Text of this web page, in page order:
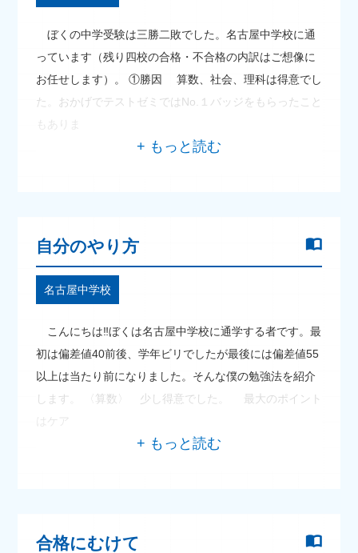
ぼくの中学受験は三勝二敗でした。名古屋中学校に通
っています（残り四校の合格・不合格の内訳はご想像に
お任せします）。 ①勝因 算数、社会、理科は得意でし
た。おかげでテストゼミではNo.１バッジをもらったこと
もありま
自分のやり方
名古屋中学校
こんにちは‼ぼくは名古屋中学校に通学する者です。最
初は偏差値40前後、学年ビリでしたが最後には偏差値55
以上は当たり前になりました。そんな僕の勉強法を紹介
します。 〈算数〉 少し得意でした。 最大のポイント
はケア
合格にむけて